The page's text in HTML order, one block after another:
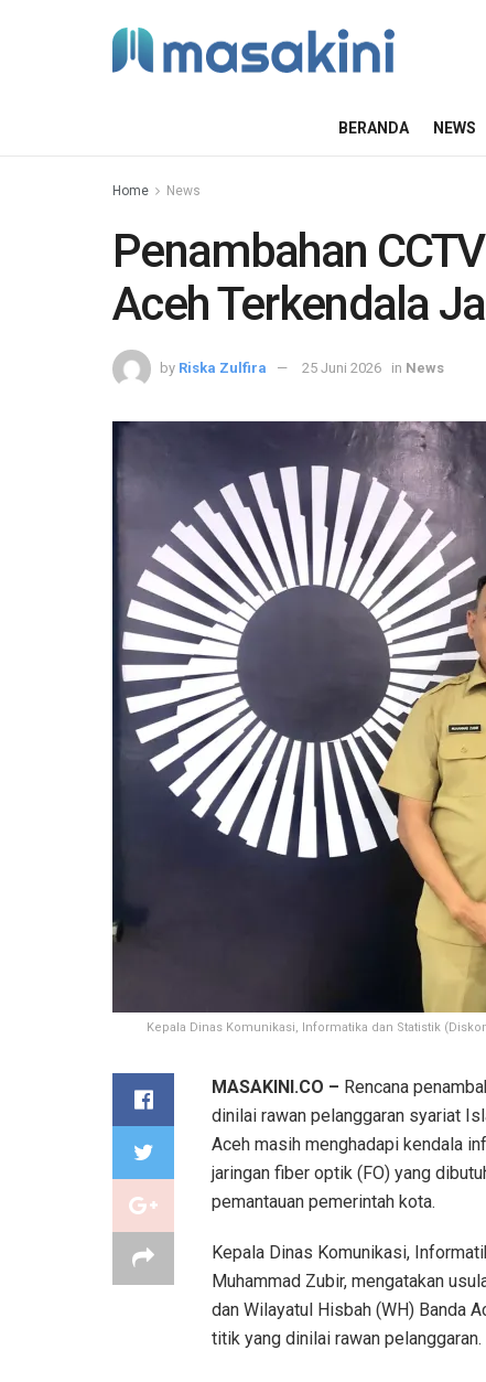
BERANDA NEWS
Home News
Penambahan
Aceh Terkendala
by Riska Zulfira 25 Juni 2026 in News
Kepala Dinas Komunikasi, Informatika dan Statistik
MASAKINI.CO – Rencana
dinilai rawan pelanggaran syariat
Aceh masih menghadapi kendala
jaringan fiber optik (FO) yang
pemantauan pemerintah kota.
Kepala Dinas Komunikasi,
Muhammad Zubir, mengatakan
dan Wilayatul Hisbah (WH) Banda
titik yang dinilai rawan pelanggaran.